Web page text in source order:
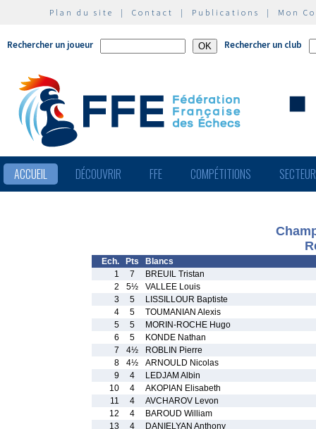
Plan du site | Contact | Publications | Mon
Rechercher un joueur Rechercher un club
ACCUEIL DÉCOUVRIR FFE COMPÉTITIONS
Ech. Pts
Blancs
1
7
BREUIL Tristan
2
5½
VALLEE Louis
3
5
LISSILLOUR Baptiste
4
5
TOUMANIAN Alexis
5
5
MORIN-ROCHE Hugo
6
5
KONDE Nathan
7
4½
ROBLIN Pierre
8
4½
ARNOULD Nicolas
9
4
LEDJAM Albin
10
4
AKOPIAN Elisabeth
11
4
AVCHAROV Levon
12
4
BAROUD William
13
4
DANIELYAN Anthony